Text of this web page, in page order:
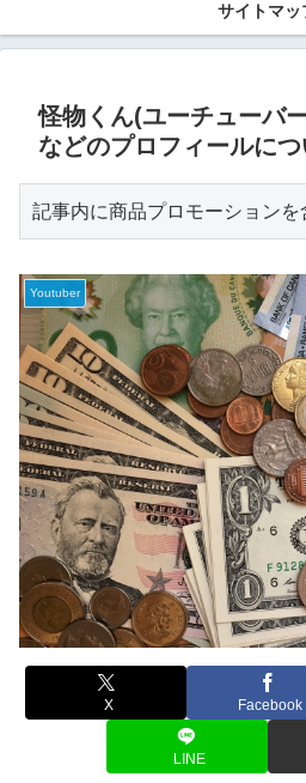
サイトマッ
怪物くん(ユーチューバ
などのプロフィールにつ
記事内に商品プロモーション
Youtuber
X Facebook
LINE